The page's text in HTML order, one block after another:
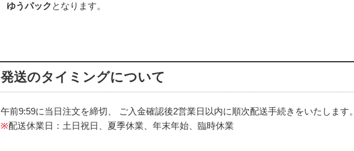
ゆうパック となります。
発送のタイミングについて
午前9:59に当日注文を締切、 ご入金確認後2営業日以内に順次配送手続きをいたします。
※配送休業日：土日祝日、夏季休業、年末年始、臨時休業